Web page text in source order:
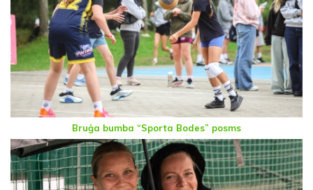
Bruģa bumba “Sporta Bodes” posms